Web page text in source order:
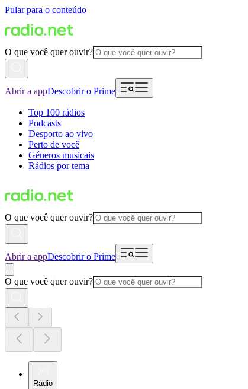
Pular para o conteúdo
O que você quer ouvir?
Abrir a appDescobrir o Prime
Top 100 rádios
Podcasts
Desporto ao vivo
Perto de você
Géneros musicais
Rádios por tema
O que você quer ouvir?
Abrir a appDescobrir o Prime
O que você quer ouvir?
Rádio